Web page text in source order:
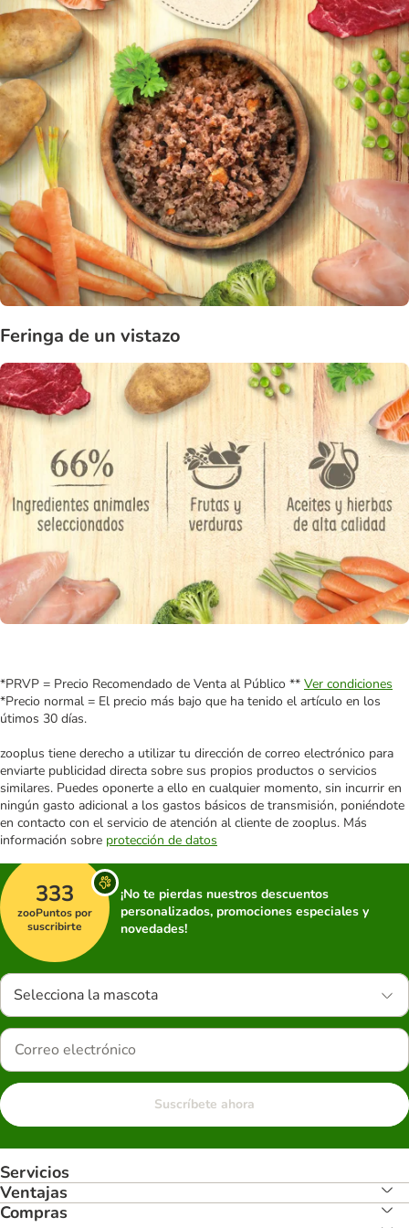
Feringa de un vistazo
*PRVP = Precio Recomendado de Venta al Público ** Ver condiciones
*Precio normal = El precio más bajo que ha tenido el artículo en los
útimos 30 días.
zooplus tiene derecho a utilizar tu dirección de correo electrónico para
enviarte publicidad directa sobre sus propios productos o servicios
similares. Puedes oponerte a ello en cualquier momento, sin incurrir en
ningún gasto adicional a los gastos básicos de transmisión, poniéndote
en contacto con el servicio de atención al cliente de zooplus. Más
información sobre protección de datos
333
zooPuntos por
suscribirte
¡No te pierdas nuestros descuentos
personalizados, promociones especiales y
novedades!
Selecciona la mascota
Suscríbete ahora
Servicios
Ventajas
Compras